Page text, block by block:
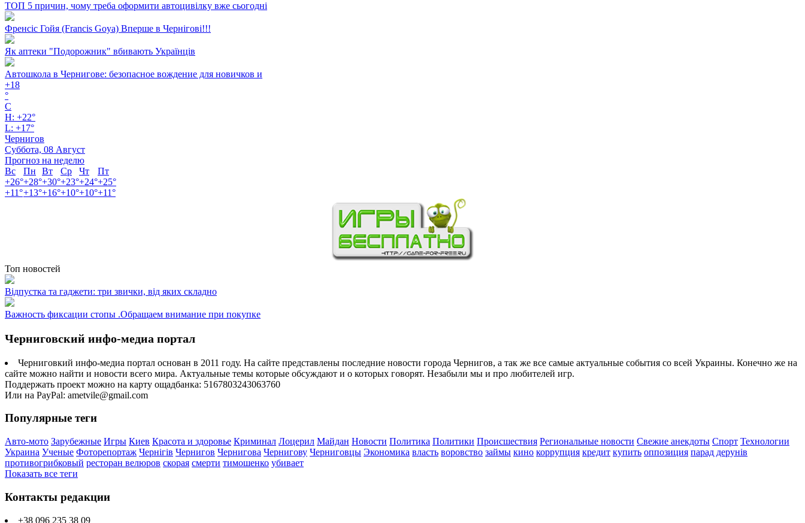
ТОП 5 причин, чому треба оформити автоцивілку вже сьогодні
Френсіс Гойя (Francis Goya) Вперше в Чернігові!!!
Як аптеки "Подорожник" вбивають Українців
Автошкола в Чернигове: безопасное вождение для новичков и
+18
°
C
H: +22°
L: +17°
Чернигов
Суббота, 08 Август
Прогноз на неделю
Вс
Пн Вт Ср Чт
Пт
+26°+28°+30°+23°+24°+25°
+11°+13°+16°+10°+10°+11°
Топ новостей
Відпустка та гаджети: три звички, від яких складно
Важность фиксации стопы .Обращаем внимание при покупке
Черниговский инфо-медиа портал
Черниговкий инфо-медиа портал основан в 2011 году. На сайте представлены последние новости города Чернигов, а так же все самые актуальные события со всей Украины. Конечно же на
сайте можно найти и новости всего мира. Актуальные темы которые обсуждают и о которых говорят. Незабыли мы и про любителей игр.
Поддержать проект можно на карту ощадбанка: 5167803243063760
Или на PayPal: ametvile@gmail.com
Популярные теги
Авто-мото Зарубежные Игры Киев Красота и здоровье Криминал Лоцерил Майдан Новости Политика Политики Происшествия Региональные новости Свежие анекдоты Спорт Технологии
Украина Ученые Фоторепортаж Чернігів Чернигов Чернигова Чернигову Черниговцы Экономика власть воровство займы кино коррупция кредит купить оппозиция парад дерунів
противогрибковый ресторан велюров скорая смерти тимошенко убивает
Показать все теги
Контакты редакции
+38 096 235 38 09